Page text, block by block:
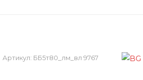
Артикул: ББ5т80_лм_вл 9767